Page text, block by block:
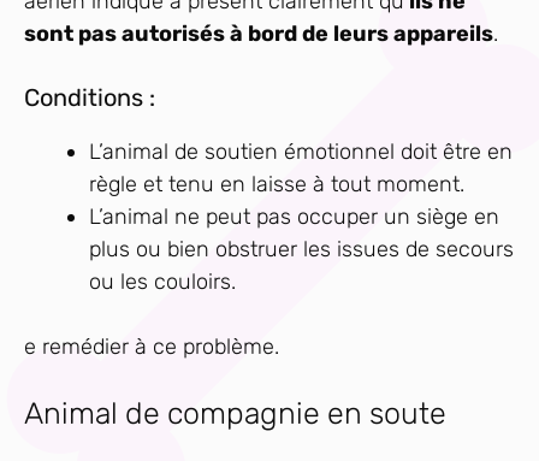
sont pas autorisés à bord de leurs appareils.
Conditions :
L’animal de soutien émotionnel doit être en
règle et tenu en laisse à tout moment.
L’animal ne peut pas occuper un siège en
plus ou bien obstruer les issues de secours
ou les couloirs.
e remédier à ce problème.
Animal de compagnie en soute